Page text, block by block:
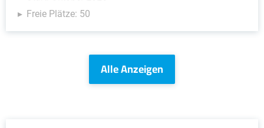
Freie Plätze: 50
Alle Anzeigen